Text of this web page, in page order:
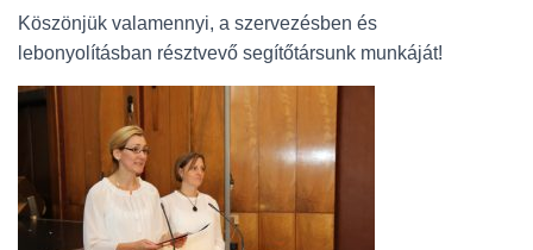
Köszönjük valamennyi, a szervezésben és
lebonyolításban résztvevő segítőtársunk munkáját!